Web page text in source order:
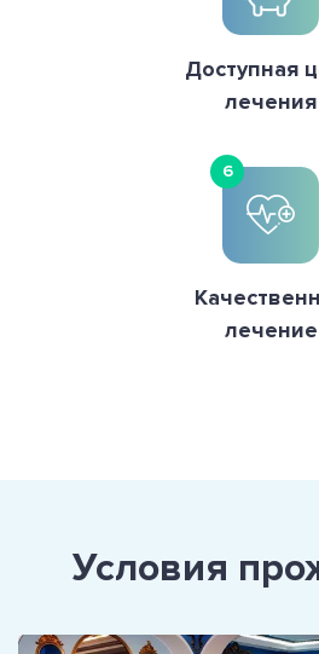
Доступная
лечения
6
лечение
Условия